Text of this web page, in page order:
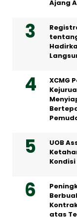
Ajang
XCMG
UOB
atas